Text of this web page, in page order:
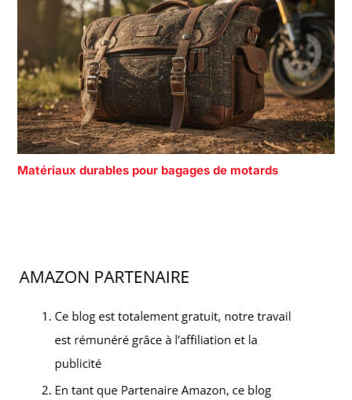
Matériaux durables pour bagages de motards